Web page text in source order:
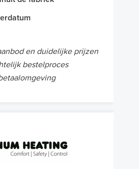
en duidelijke prijzen
bestelproces